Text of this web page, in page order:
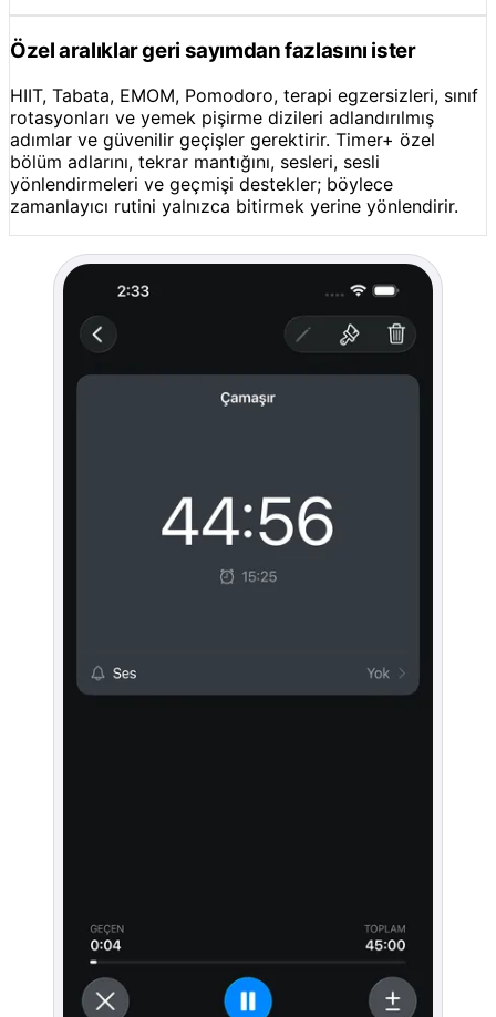
Özel aralıklar geri sayımdan fazlasını ister
HIIT, Tabata, EMOM, Pomodoro, terapi egzersizleri, sınıf
rotasyonları ve yemek pişirme dizileri adlandırılmış
adımlar ve güvenilir geçişler gerektirir. Timer+ özel
bölüm adlarını, tekrar mantığını, sesleri, sesli
yönlendirmeleri ve geçmişi destekler; böylece
zamanlayıcı rutini yalnızca bitirmek yerine yönlendirir.